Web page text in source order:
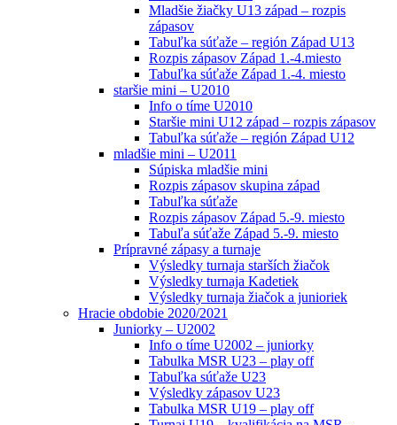
Mladšie žiačky U13 západ – rozpis
zápasov
Tabuľka súťaže – región Západ U13
Rozpis zápasov Západ 1.-4.miesto
Tabuľka súťaže Západ 1.-4. miesto
staršie mini – U2010
Info o tíme U2010
Staršie mini U12 západ – rozpis zápasov
Tabuľka súťaže – región Západ U12
mladšie mini – U2011
Súpiska mladšie mini
Rozpis zápasov skupina západ
Tabuľka súťaže
Rozpis zápasov Západ 5.-9. miesto
Tabuľa súťaže Západ 5.-9. miesto
Prípravné zápasy a turnaje
Výsledky turnaja starších žiačok
Výsledky turnaja Kadetiek
Výsledky turnaja žiačok a junioriek
Hracie obdobie 2020/2021
Juniorky – U2002
Info o tíme U2002 – juniorky
Tabulka MSR U23 – play off
Tabuľka súťaže U23
Výsledky zápasov U23
Tabulka MSR U19 – play off